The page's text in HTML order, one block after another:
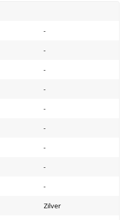
-
-
-
-
-
-
-
-
-
Zilver